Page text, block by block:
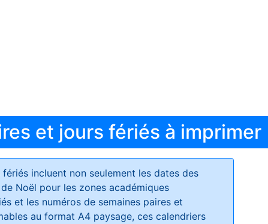
et jours fériés à imprimer
fériésincluent non seulement les dates des
Noël pour les zones académiques
et les numéros de semaines paires et
au format A4 paysage, ces calendriers